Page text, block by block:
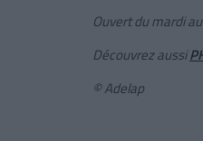
Ouvert du mardi
Découvrez aussi
© Adelap